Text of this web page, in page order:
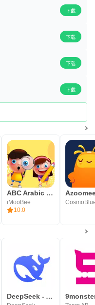
下载
下载
下载
下载
ABC Arabic for kids لمسه براعم
iMooBee
10.0
DeepSeek - AI 智能助手